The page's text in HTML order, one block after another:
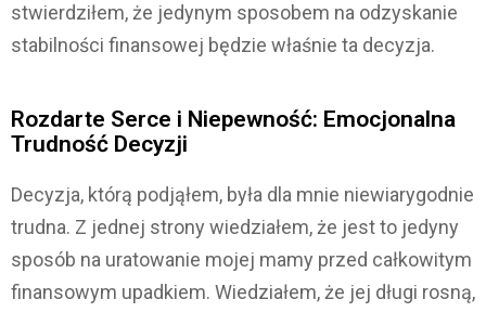
stwierdziłem, że jedynym sposobem na odzyskanie
stabilności finansowej będzie właśnie ta decyzja.
Rozdarte Serce i Niepewność: Emocjonalna
Trudność Decyzji
Decyzja, którą podjąłem, była dla mnie niewiarygodnie
trudna. Z jednej strony wiedziałem, że jest to jedyny
sposób na uratowanie mojej mamy przed całkowitym
finansowym upadkiem. Wiedziałem, że jej długi rosną,